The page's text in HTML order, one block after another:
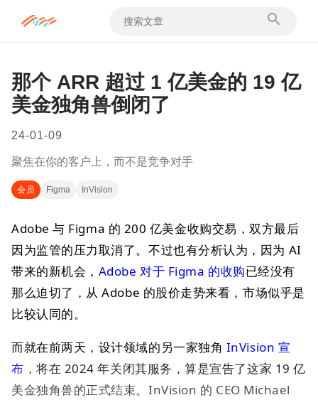
那个 ARR 超过 1 亿美金的 19 亿
美金独角兽倒闭了
24-01-09
聚焦在你的客户上，而不是竞争对手
会员 Figma InVision
Adobe 与 Figma 的 200 亿美金收购交易，双方最后
因为监管的压力取消了。不过也有分析认为，因为 AI
带来的新机会， Adobe 对于 Figma 的收购已经没有
那么迫切了，从 Adobe 的股价走势来看，市场似乎是
比较认同的。
而就在前两天，设计领域的另一家独角 InVision 宣
布 ，将在 2024 年关闭其服务，算是宣告了这家 19 亿
美金独角兽的正式结束。InVision 的 CEO Michael